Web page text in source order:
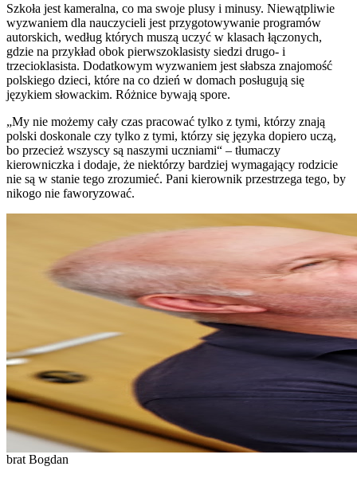
Szkoła jest kameralna, co ma swoje plusy i minusy. Niewątpliwie
wyzwaniem dla nauczycieli jest przygotowywanie programów
autorskich, według których muszą uczyć w klasach łączonych,
gdzie na przykład obok pierwszoklasisty siedzi drugo- i
trzecioklasista. Dodatkowym wyzwaniem jest słabsza znajomość
polskiego dzieci, które na co dzień w domach posługują się
językiem słowackim. Różnice bywają spore.
„My nie możemy cały czas pracować tylko z tymi, którzy znają
polski doskonale czy tylko z tymi, którzy się języka dopiero uczą,
bo przecież wszyscy są naszymi uczniami“ – tłumaczy
kierowniczka i dodaje, że niektórzy bardziej wymagający rodzicie
nie są w stanie tego zrozumieć. Pani kierownik przestrzega tego, by
nikogo nie faworyzować.
brat Bogdan